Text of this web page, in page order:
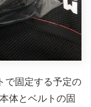
で固定する予定の
体とベルトの固